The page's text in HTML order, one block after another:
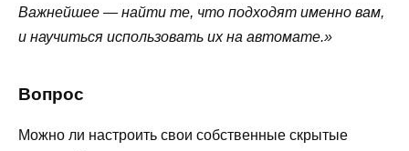
Важнейшее — найти те, что подходят именно вам,
и научиться использовать их на автомате.»
Вопрос
Можно ли настроить свои собственные скрытые